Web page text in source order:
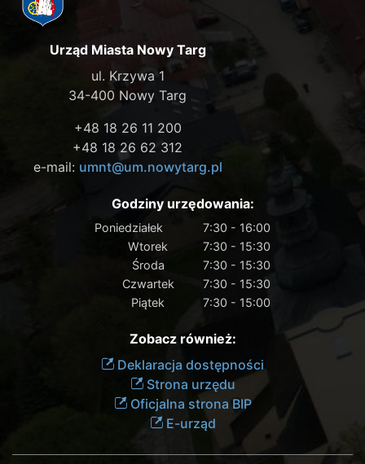
Urząd Miasta Nowy Targ
ul. Krzywa 1
34-400 Nowy Targ
+48 18 26 11 200
+48 18 26 62 312
e-mail: umnt@um.nowytarg.pl
Godziny urzędowania:
Poniedziałek
7:30 - 16:00
Wtorek
7:30 - 15:30
Środa
7:30 - 15:30
Czwartek
7:30 - 15:30
Piątek
7:30 - 15:00
Zobacz również:
Deklaracja dostępności
Strona urzędu
Oficjalna strona BIP
E-urząd